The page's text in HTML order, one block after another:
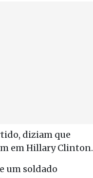
diziam que
em Hillary Clinton.
um soldado